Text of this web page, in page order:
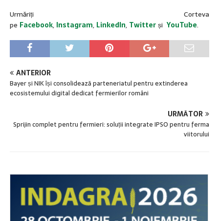
Urmăriți Corteva
pe Facebook, Instagram, LinkedIn, Twitterși YouTube.
ANTERIOR
Bayer și NIK își consolidează parteneriatul pentru extinderea
ecosistemului digital dedicat fermierilor români
URMĂTOR
Sprijin complet pentru fermieri: soluții integrate IPSO pentru ferma
viitorului